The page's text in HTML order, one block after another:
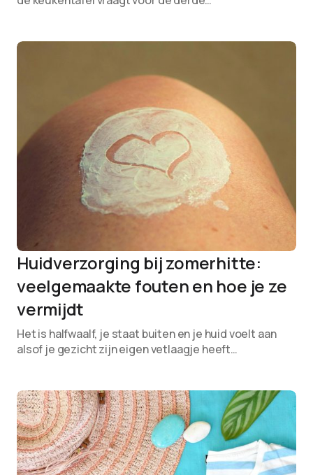
Huidverzorging bij zomerhitte:
veelgemaakte fouten en hoe je ze
vermijdt
Het is halfwaalf, je staat buiten en je huid voelt aan
alsof je gezicht zijn eigen vetlaagje heeft…